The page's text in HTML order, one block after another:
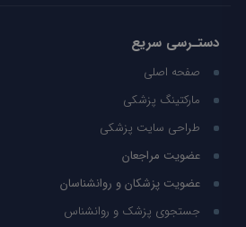
دستـرسی سریع
صفحه اصلی
مارکتینگ پزشکی
طراحی سایت پزشکی
عضویت مراجعان
عضویت پزشکان و روانشناسان
جستجوی پزشک و روانشناس